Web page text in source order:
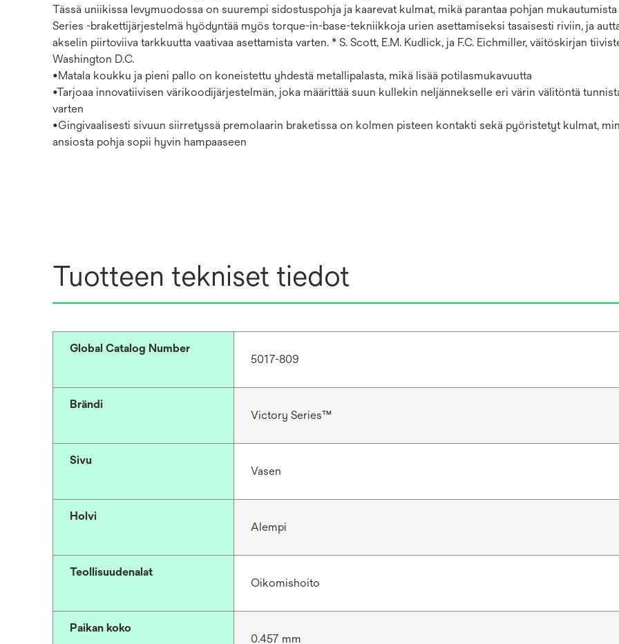
Tässä uniikissa levymuodossa on suurempi sidostuspohja ja kaarevat kulmat, mikä parantaa pohjan
Series -brakettijärjestelmä hyödyntää myös torque-in-base-tekniikkoja urien asettamiseksi tasaisesti riviin, ja
akselin piirtoviiva tarkkuutta vaativaa asettamista varten. * S. Scott, E.M. Kudlick, ja F.C. Eichmiller, väitöskirjan
Washington D.C.
•Matala koukku ja pieni pallo on koneistettu yhdestä metallipalasta, mikä lisää potilasmukavuutta
•Tarjoaa innovatiivisen värikoodijärjestelmän, joka määrittää suun kullekin neljännekselle eri värin välitöntä
varten
•Gingivaalisesti sivuun siirretyssä premolaarin braketissa on kolmen pisteen kontakti sekä pyöristetyt kulmat,
ansiosta pohja sopii hyvin hampaaseen
Tuotteen tekniset tiedot
Global Catalog Number
5017-809
Brändi
Victory Series™
Sivu
Vasen
Holvi
Alempi
Teollisuudenalat
Oikomishoito
Paikan koko
0.457 mm